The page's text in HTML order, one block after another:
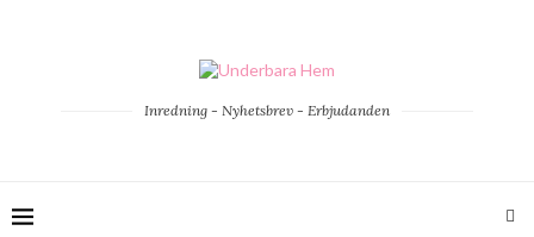
Inredning - Nyhetsbrev - Erbjudanden